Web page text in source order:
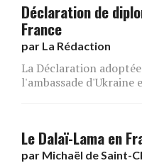
Déclaration de
France
par La Rédaction
La Déclaration
l'ambassade d'Ukraine
Le Dalaï-Lama en
par Michaël de Saint-